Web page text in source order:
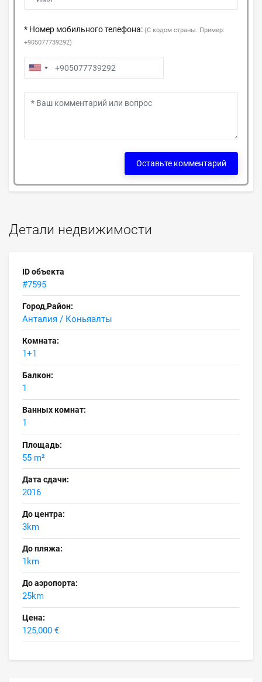
Детали недвижимости
ID объекта
#7595
Город,Район:
Анталия / Коньяалты
Комната:
1+1
Балкон:
1
Ванных комнат:
1
Площадь:
55 m²
Дата сдачи:
2016
До центра:
3km
До пляжа:
1km
До аэропорта:
25km
Цена:
125,000 €
* Номер мобильного телефона: (С кодом страны. Пример:
+905077739292)
Оставьте комментарий